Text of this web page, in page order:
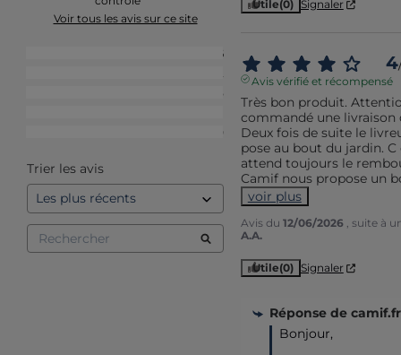
Voir tous les avis sur ce site
66
5
0
Trier les avis
Utile(0) Signaler
4
Avis vérifié et récompensé
Très bon produit.
commandé une livraison
Deux fois de suite le
pose au bout du jardin.
attend toujours le
Camif nous propose un
voir plus
Avis du 12/06/2026 , suite à
A.A.
Utile(0) Signaler
Réponse de camif.fr
Bonjour,